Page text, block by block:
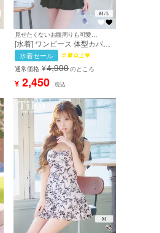
見せたくないお腹周りも可愛くカバー♪
[水着] ワンピース 体型カバー
オールインワン バイカラー リ
ボン 露出控えめ スカートタイ
プ お腹カバー ガーリー 韓国
風 黒 ブラック Lサイズあり
大きいサイズ ビキニ (雨宮由
水着セール
通常価格 ¥4,900のところ
¥ 2,450 税込